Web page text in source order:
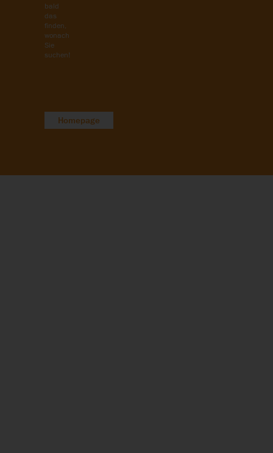
bald
das
finden,
wonach
Sie
suchen!
Homepage